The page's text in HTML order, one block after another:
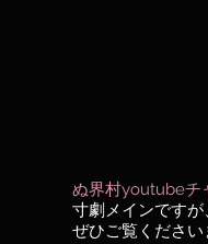
ぬ界村youtubeチ
寸劇メインですが
ぜひご覧ください